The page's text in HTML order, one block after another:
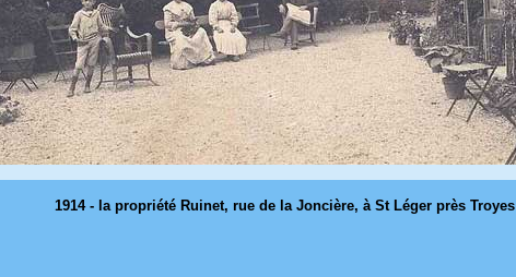
1914 - la propriété Ruinet, rue de la Joncière, à St Léger près Troyes